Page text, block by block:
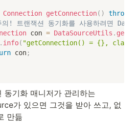
Connection getConnection( )
throws
! 트랜잭션 동기화를 사용하려면
con = DataSourceUtils .
. info( "getConnection() = {},
con;
동기화 매니저가 관리하는
가 있으면 그것을 받아 쓰고, 없
만듦